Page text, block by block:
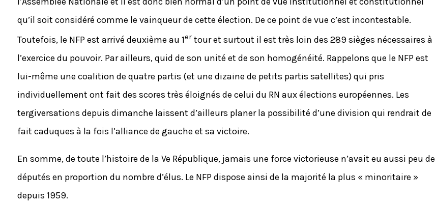
qu’il soit considéré comme le vainqueur de cette élection. De ce point de vue c’est incontestable.
Toutefois, le NFP est arrivé deuxième au 1ertour et surtout il est très loin des 289 sièges nécessaires à
l’exercice du pouvoir. Par ailleurs, quid de son unité et de son homogénéité. Rappelons que le NFP est
lui-même une coalition de quatre partis (et une dizaine de petits partis satellites) qui pris
individuellement ont fait des scores très éloignés de celui du RN aux élections européennes. Les
tergiversations depuis dimanche laissent d’ailleurs planer la possibilité d’une division qui rendrait de
fait caduques à la fois l’alliance de gauche et sa victoire.
En somme, de toute l’histoire de la Ve République, jamais une force victorieuse n’avait eu aussi peu de
députés en proportion du nombre d’élus. Le NFP dispose ainsi de la majorité la plus « minoritaire »
depuis 1959.